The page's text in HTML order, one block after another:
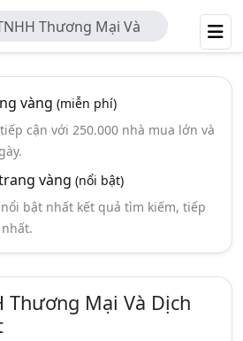
Thương Mại Và
Việt
vàng (miễn phí)
cận với 250.000 nhà mua lớn và
vàng (nổi bật)
bật nhất kết quả tìm kiếm, tiếp
Thương Mại Và Dịch